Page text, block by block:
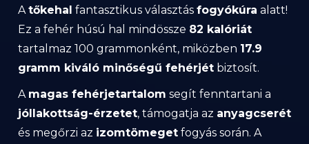
A tőkehal fantasztikus választás fogyókúra alatt!
Ez a fehér húsú hal mindössze 82 kalóriát
tartalmaz 100 grammonként, miközben 17.9
gramm kiváló minőségű fehérjét biztosít.
A magas fehérjetartalom segít fenntartani a
jóllakottság-érzetet, támogatja az anyagcserét
és megőrzi az izomtömeget fogyás során. A